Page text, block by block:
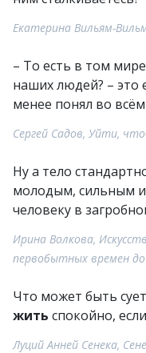
Екатерина Вильям-
– То есть в том
наших людей? – это
менее понял во
Сергей Садов, Уйти,
Ну а тело
молодым, сильным
человеку в
Ирина Волкова,
первобытных времен
Что может быть
жить спокойно,
Луций Анней Сенека,